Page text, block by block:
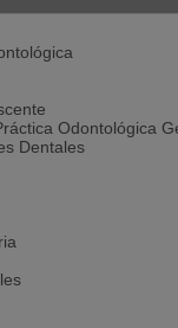
Odontológica
Dentales